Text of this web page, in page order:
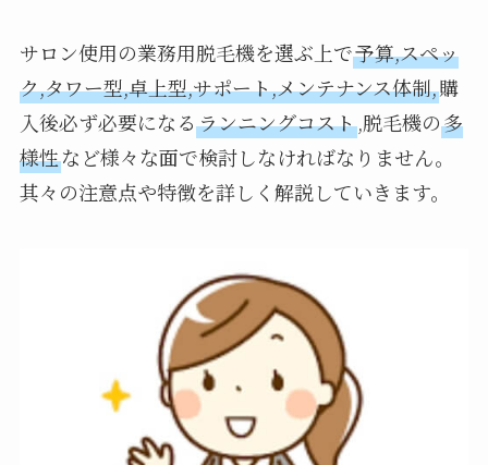
サロン使用の業務用脱毛機を選ぶ上で予算,スペッ
ク,タワー型,卓上型,サポート,メンテナンス体制,購
入後必ず必要になるランニングコスト,脱毛機の多
様性など様々な面で検討しなければなりません。
其々の注意点や特徴を詳しく解説していきます。